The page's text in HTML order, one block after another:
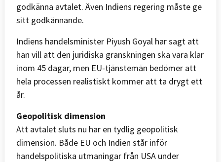
godkänna avtalet. Även Indiens regering måste ge
sitt godkännande.
Indiens handelsminister Piyush Goyal har sagt att
han vill att den juridiska granskningen ska vara klar
inom 45 dagar, men EU-tjänstemän bedömer att
hela processen realistiskt kommer att ta drygt ett
år.
Geopolitisk dimension
Att avtalet sluts nu har en tydlig geopolitisk
dimension. Både EU och Indien står inför
handelspolitiska utmaningar från USA under